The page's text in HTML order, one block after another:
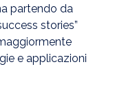
partendo da
stories”
e applicazioni